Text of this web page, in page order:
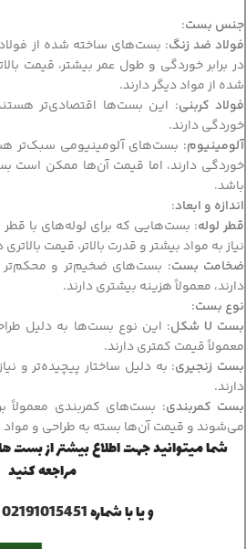
جنس بست:
فولاد ضد زنگ: بست‌های ساخته شده از
در برابر خوردگی و طول عمر بیشتر، قیمت
شده از مواد دیگر دارند.
فولاد کربنی: این بست‌ها اقتصادی‌تر
خوردگی دارند.
آلومینیوم: بست‌های آلومینیومی سبک‌تر
خوردگی دارند، اما قیمت آن‌ها ممکن است
باشد.
اندازه و ابعاد:
قطر لوله: بست‌هایی که برای لوله‌های با قطر
نیاز به مواد بیشتر و قدرت بالاتر، قیمت بالاتری
ضخامت بست: بست‌های ضخیم‌تر و محکم‌تر
دارند، معمولاً هزینه بیشتری دارند.
نوع بست:
بست U شکل
: این نوع بست‌ها به دلیل
معمولاً قیمت کمتری دارند.
بست زنجیری: به دلیل ساختار پیچیده‌تر و
دارند.
بست کمربندی: بست‌های کمربندی معمولاً
می‌شوند و قیمت آن‌ها بسته به طراحی و
شما میتوانید جهت اطلاع بیشتر از بست
مراجعه کنید
و یا با شماره02191015451